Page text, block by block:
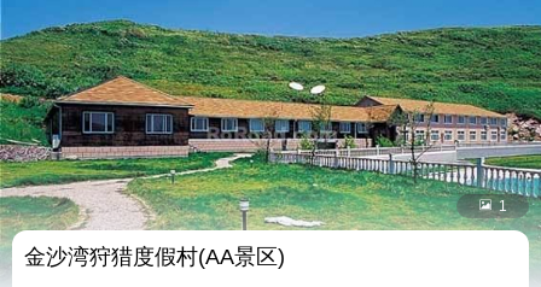
 1
金沙湾狩猎度假村(AA景区)
